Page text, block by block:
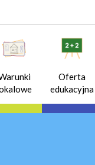
Oferta
edukacyjna